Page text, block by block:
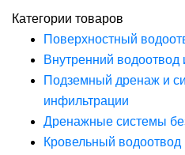
Категории товаров
Поверхностный
Внутренний
Подземный дренаж и
инфильтрации
Дренажные системы
Кровельный водоотвод